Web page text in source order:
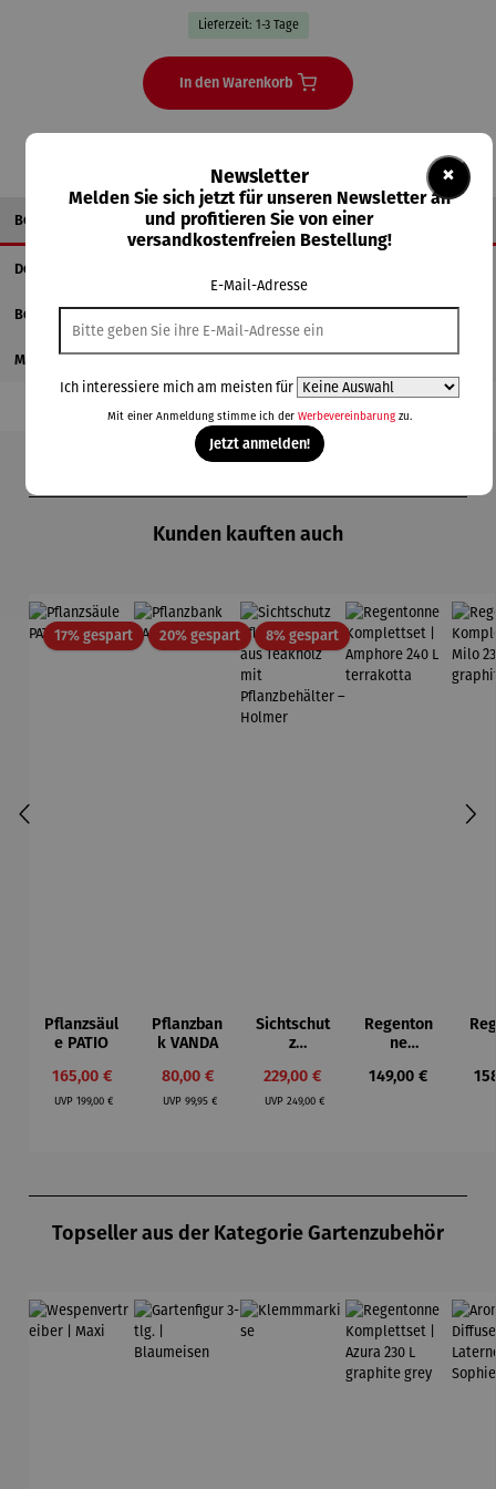
Lieferzeit: 1-3 Tage
In den Warenkorb
Beschreibung
Details
Bewertungen
Magazinbeitrag
Kunden kauften auch
17% gespartRabatt
Pflanzsäul
e PATIO
Verkaufspreis:
165,00 €
UVPRegulärer Preis:
199,00 €
20% gespartRabatt
Pflanzban
k VANDA
Verkaufspreis:
80,00 €
UVP Regulärer Preis:
99,95 €
8% gespartRabatt
Sichtschut
z
ier aus
Teakholz
Verkaufspreis:
229,00 €
UVPRegulärer Preis:
249,00 €
Regenton
ne
et |
Regulärer Preis:
149,00 €
et
Topseller aus der Kategorie Gartenzubehör
×
Newsletter
Melden Sie sich jetzt für unseren Newsletter an
und profitieren Sie von einer
versandkostenfreien Bestellung!
E-Mail-Adresse
Ich interessiere mich am meisten für
Mit einer Anmeldung stimme ich der Werbevereinbarungzu.
Jetzt anmelden!